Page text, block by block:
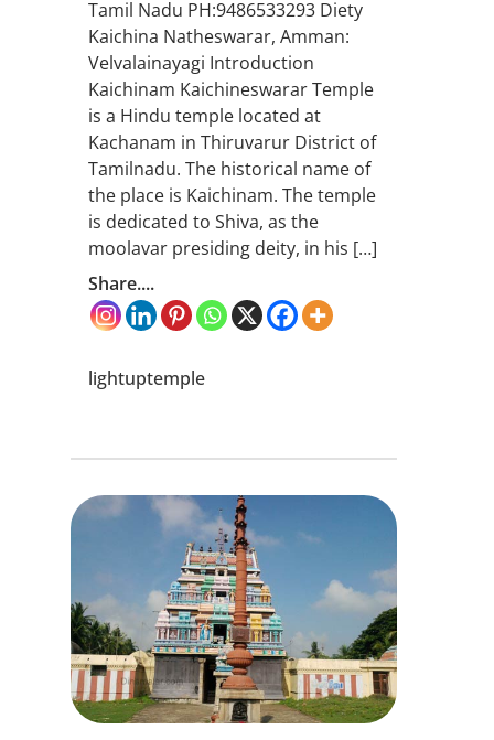
Tamil Nadu PH:9486533293 Diety
Kaichina Natheswarar, Amman:
Velvalainayagi Introduction
Kaichinam Kaichineswarar Temple
is a Hindu temple located at
Kachanam in Thiruvarur District of
Tamilnadu. The historical name of
the place is Kaichinam. The temple
is dedicated to Shiva, as the
moolavar presiding deity, in his […]
Share....
lightuptemple